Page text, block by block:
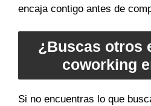
encaja contigo antes de
¿Buscas otros
coworking
Si no encuentras lo que